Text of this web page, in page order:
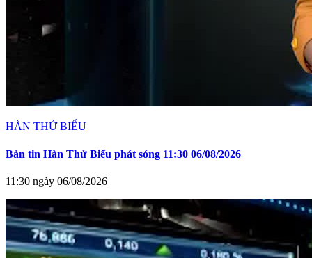
HÀN THỬ BIỂU
Bản tin Hàn Thử Biểu phát sóng 11:30 06/08/2026
11:30 ngày 06/08/2026